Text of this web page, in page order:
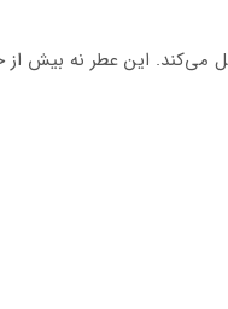
می‌کند. این عطر نه بیش